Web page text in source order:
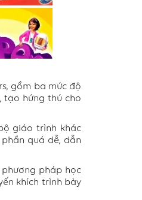
gồm ba mức độ
tạo hứng thú cho
giáo trình khác
quá dễ, dẫn
pháp học
khích trình bày